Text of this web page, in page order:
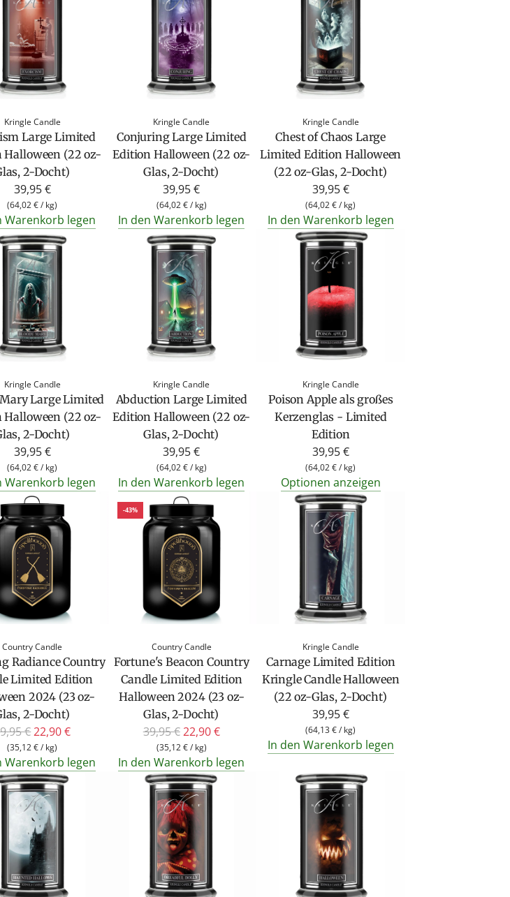
Kringle Candle
Large Limited
Halloween (22 oz-
2-Docht)
39,95 €
(64,02 €/ kg)
Warenkorb legen
Kringle Candle
Conjuring Large Limited
Edition Halloween (22 oz-
Glas, 2-Docht)
39,95 €
(64,02 €/ kg)
In den Warenkorb legen
Kringle Candle
Chest of Chaos Large
Limited Edition Halloween
(22 oz-Glas, 2-Docht)
39,95 €
(64,02 €/ kg)
In den Warenkorb legen
Kringle Candle
Large Limited
Halloween (22 oz-
2-Docht)
39,95 €
(64,02 €/ kg)
Warenkorb legen
Kringle Candle
Abduction Large Limited
Edition Halloween (22 oz-
Glas, 2-Docht)
39,95 €
(64,02 €/ kg)
In den Warenkorb legen
Kringle Candle
Poison Apple als großes
Kerzenglas - Limited
Edition
39,95 €
(64,02 €/ kg)
Optionen anzeigen
Country Candle
Radiance Country
Limited Edition
2024 (23 oz-
2-Docht)
€22,90 €
(35,12 €/ kg)
Warenkorb legen
-43%
Country Candle
Fortune's Beacon Country
Candle Limited Edition
Halloween 2024 (23 oz-
Glas, 2-Docht)
R
g
u
P
39,95 €22,90 €
(35,12 €/ kg)
In den Warenkorb legen
Kringle Candle
Carnage Limited Edition
Kringle Candle Halloween
(22 oz-Glas, 2-Docht)
39,95 €
(64,13 €/ kg)
In den Warenkorb legen